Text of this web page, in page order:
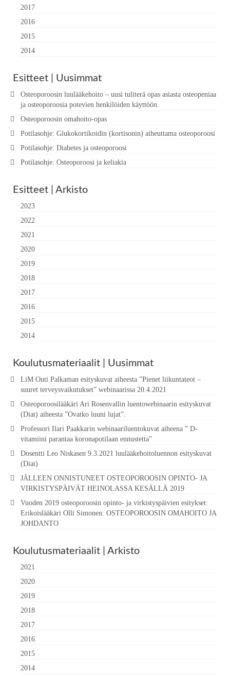
2017
2016
2015
2014
Esitteet | Uusimmat
Osteoporoosin luulääkehoito – uusi tuliterä opas asiasta osteopeniaa
ja osteoporoosia potevien henkilöiden käyttöön.
Osteoporoosin omahoito-opas
Potilasohje: Glukokortikoidin (kortisonin) aiheuttama osteoporoosi
Potilasohje: Diabetes ja osteoporoosi
Potilasohje: Osteoporoosi ja keliakia
Esitteet | Arkisto
2023
2022
2021
2020
2019
2018
2017
2016
2015
2014
Koulutusmateriaalit | Uusimmat
LiM Outi Palkaman esityskuvat aiheesta ”Pienet liikuntateot –
suuret terveysvaikutukset” webinaarissa 20.4.2021
Osteoporoosilääkäri Ari Rosenvallin luentowebinaarin esityskuvat
(Diat) aiheesta ”Ovatko luuni lujat”.
Professori Ilari Paakkarin webinaariluentokuvat aiheena ” D-
vitamiini parantaa koronapotilaan ennustetta”
Dosentti Leo Niskasen 9.3.2021 luulääkehoitoluennon esityskuvat
(Diat)
JÄLLEEN ONNISTUNEET OSTEOPOROOSIN OPINTO- JA
VIRKISTYSPÄIVÄT HEINOLASSA KESÄLLÄ 2019
Vuoden 2019 osteoporoosin opinto- ja virkistyspäivien esitykset:
Erikoislääkäri Olli Simonen: OSTEOPOROOSIN OMAHOITO JA
JOHDANTO
Koulutusmateriaalit | Arkisto
2021
2020
2019
2018
2017
2016
2015
2014